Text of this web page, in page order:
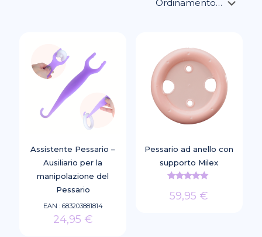
Assistente Pessario –
Ausiliario per la
manipolazione del
Pessario
EAN : 683203881814
24,95 €
Pessario ad anello con
supporto Milex
5.00
su 5
59,95 €